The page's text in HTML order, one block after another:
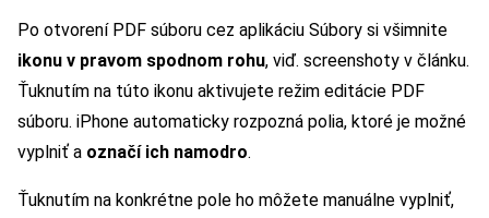
Po otvorení PDF súboru cez aplikáciu Súbory si všimnite
ikonu v pravom spodnom rohu, viď. screenshoty v článku.
Ťuknutím na túto ikonu aktivujete režim editácie PDF
súboru. iPhone automaticky rozpozná polia, ktoré je možné
vyplniť a označí ich namodro.
Ťuknutím na konkrétne pole ho môžete manuálne vyplniť,